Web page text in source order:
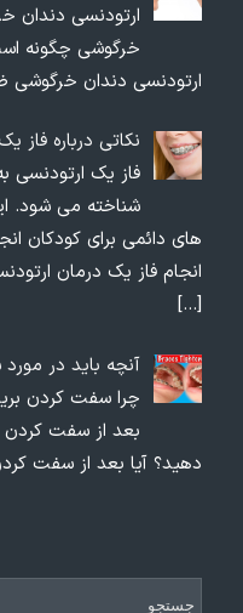
ارتودنسی دندان
خرگوشی چگونه
ارتودنسی دندان خرگوشی
نکاتی درباره فاز
فاز یک ارتودنسی
شناخته می شود.
های دائمی برای کودکان
انجام فاز یک درمان ارتودنسی بین
[…]
آنچه باید در
چرا سفت کردن
بعد از سفت کردن
دهید؟ آیا بعد از سفت